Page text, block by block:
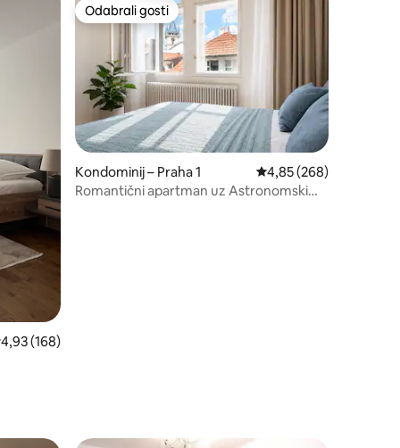
ocjena: 4,93/5, recenzija: 168
4,93 (168)
Odabrali gosti
Odabrali gosti
Kondominij – Praha 1 Prosječna ocjena:
4,85 (268)
Romantični apartman uz Astronomski